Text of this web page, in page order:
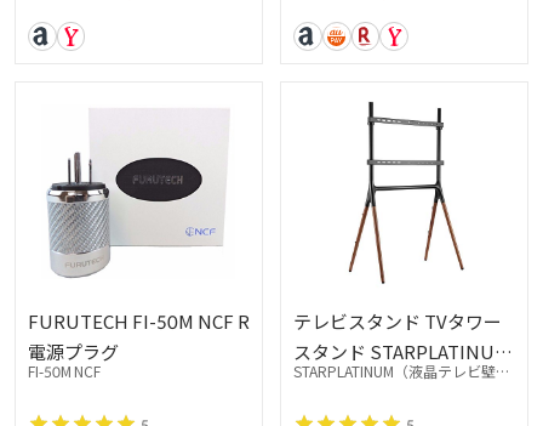
FURUTECH FI-50M NCF R
電源プラグ
FI-50M NCF
テレビスタンド TVタワー
スタンド STARPLATINUM
4脚スタンド TVタワースタ
ンドFS141 37-65インチ対
STARPLATINUM（液晶テレビ壁掛